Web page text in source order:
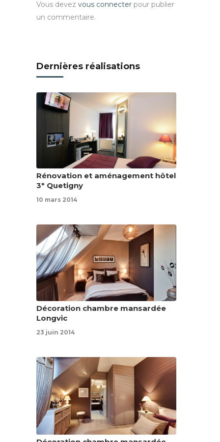
Vous devez vous connecter pour publier
un commentaire.
Dernières réalisations
Rénovation et aménagement hôtel
3* Quetigny
10 mars 2014
Décoration chambre mansardée
Longvic
23 juin 2014